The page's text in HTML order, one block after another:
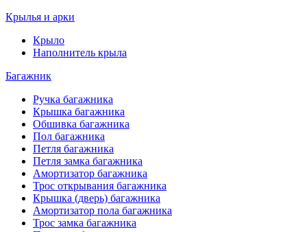
Крылья и арки
Крыло
Наполнитель крыла
Багажник
Ручка багажника
Крышка багажника
Обшивка багажника
Пол багажника
Петля багажника
Петля замка багажника
Амортизатор багажника
Трос открывания багажника
Крышка (дверь) багажника
Амортизатор пола багажника
Трос замка багажника